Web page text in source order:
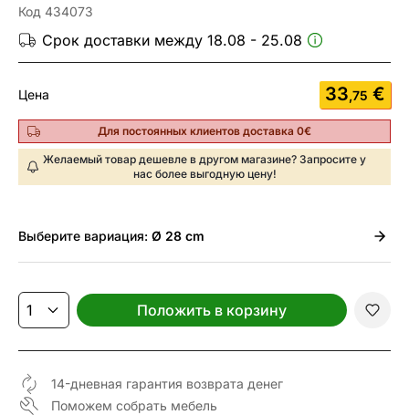
Код 434073
Срок доставки между 18.08 - 25.08
Цена 33,75 €
Для постоянных клиентов доставка 0€
Желаемый товар дешевле в другом магазине? Запросите у
нас более выгодную цену!
Выберите вариация: Ø 28 cm
Положить в корзину
14-дневная гарантия возврата денег
Поможем собрать мебель